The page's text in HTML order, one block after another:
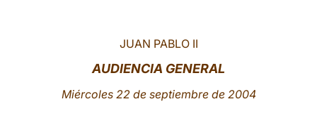
LATINE
JUAN PABLO II
AUDIENCIA GENERAL
Miércoles 22 de septiembre de 2004